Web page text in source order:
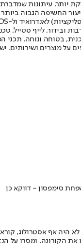
יותר. עיתונות
2010 הפך "ישראל היום" לעיתון
לייף סטייל,
בטוחה ונוחה.
מוצרים ושירותים.
סימפסון - דווקא כן
הקורונה כבר מזמן הפך לעובדה מפתיעה ולא צפויה
הקורונה, ומסרו על